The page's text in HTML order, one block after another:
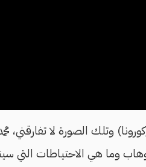
كوفيد-19 (كورونا) وتلك الصورة لا
وما هي الاحتياطات